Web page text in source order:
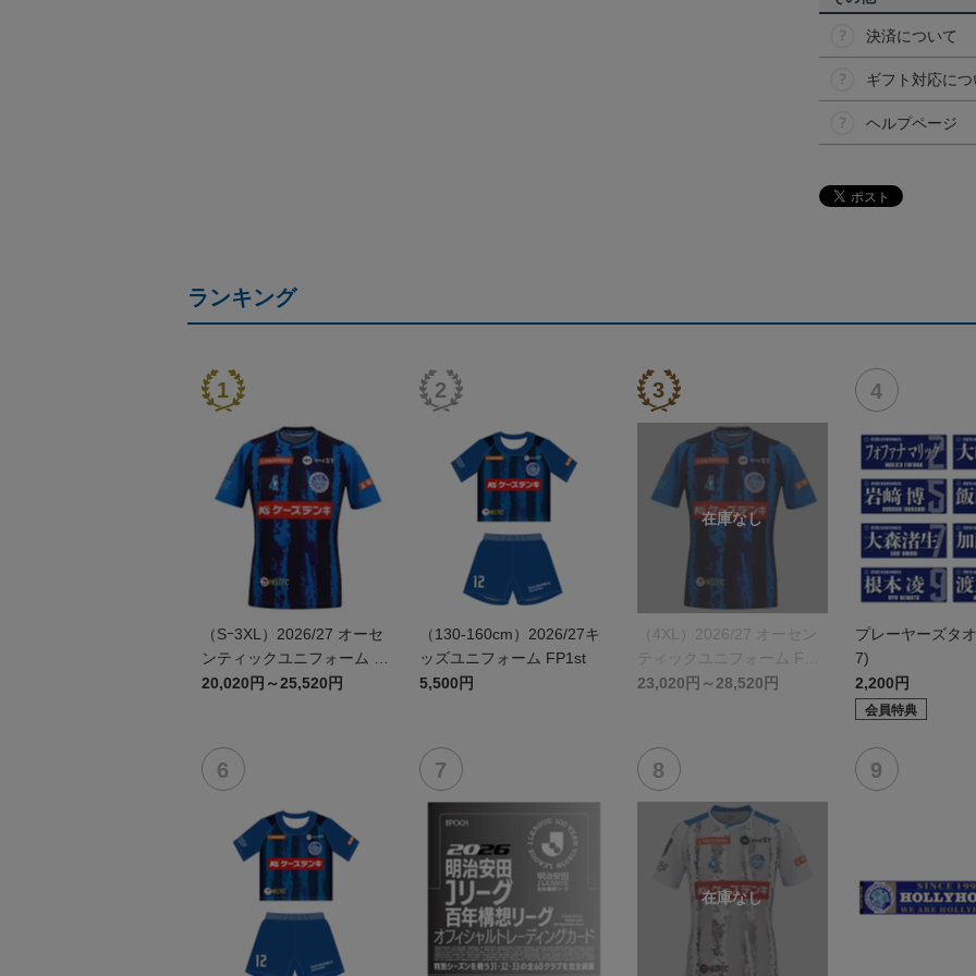
決済について
ギフト対応に
ヘルプページ
ランキング
（Sｰ3XL）2026/27 オーセ
ンティックユニフォーム F
P 1st
20,020円～25,520円
（130-160cm）2026/27キ
ッズユニフォーム FP1st
5,500円
（4XL）2026/27 オーセン
ティックユニフォーム FP 1
st
23,020円～28,520円
プレーヤーズタ
7)
2,200円
会員特典